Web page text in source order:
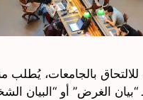
بالجامعات، يُطلب
“بيان الغرض” أو “البيان